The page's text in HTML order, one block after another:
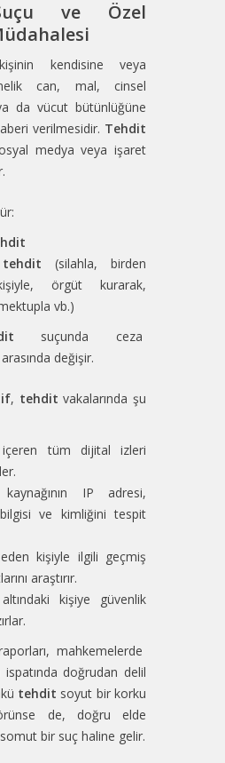
ve Özel
kendisine veya
can, mal, cinsel
da vücut bütünlüğüne
verilmesidir. Tehdit
medya veya işaret
tehdit (silahla, birden
örgüt kurarak,
vb.)
suçunda ceza
arasında değişir.
, tehdit vakalarında şu
içeren tüm dijital izleri
kaynağının IP adresi,
ve kimliğini tespit
eden kişiyle ilgili geçmiş
araştırır.
altındaki kişiye güvenlik
mahkemelerde
ispatında doğrudan delil
tehdit soyut bir korku
de, doğru elde
bir suç haline gelir.